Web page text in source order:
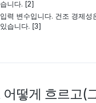
니다. [2]
력 변수입니다. 건조 경제
습니다. [3]
떻게 흐르고(